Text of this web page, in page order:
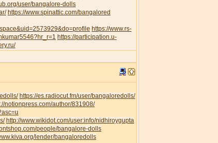
user/bangalore-dolls
https://www.spinattic.com/bangalored
https://www.rs-
https://participation.u-
https://es.radiocut.fm/user/bangaloredolls/
notionpress.com/author/831908/
http://www.wikidot.com/user:info/nidhiroygupta
people/bangalore-dolls
lender/bangaloredolls